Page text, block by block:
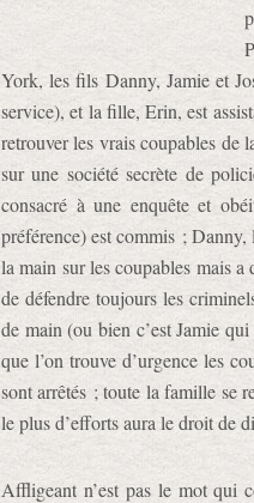
York, les fils Danny, Jamie et
service), et la fille, Erin, est
retrouver les vrais coupables de
sur une société secrète de
consacré à une enquête et
préférence) est commis ;
la main sur les coupables mais
de défendre toujours les
de main (ou bien c’est Jamie
que l’on trouve d’urgence les
sont arrêtés ; toute la famille se
le plus d’efforts aura le droit de
Affligeant n’est pas le mot qui